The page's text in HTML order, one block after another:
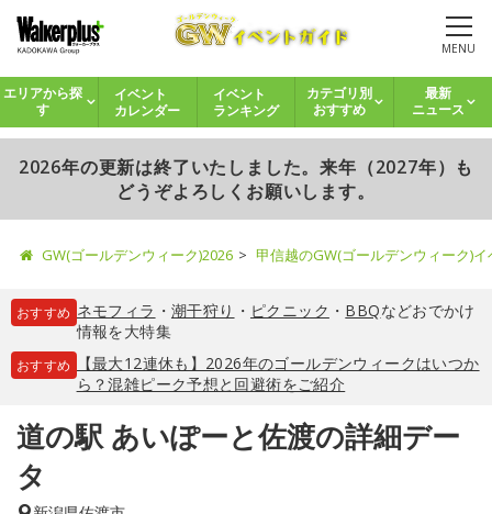
MENU
エリアから探
す
イベント
カレンダー
イベント
ランキング
カテゴリ別
おすすめ
最新
ニュース
2026年の更新は終了いたしました。来年（2027年）も
どうぞよろしくお願いします。
GW(ゴールデンウィーク)2026 甲信越のGW(ゴールデンウィーク)
おすすめ ネモフィラ ・ 潮干狩り ・ ピクニック ・ BBQなどおでかけ
情報を大特集
おすすめ
【最大12連休も】2026年のゴールデンウィークはいつか
ら？混雑ピーク予想と回避術をご紹介
道の駅 あいぽーと佐渡の詳細デー
タ